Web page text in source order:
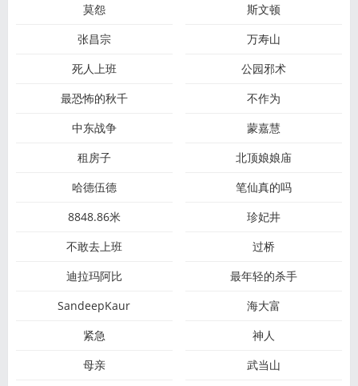
莫怨
斯文顿
张昌宗
万寿山
死人上班
公园邪术
最恐怖的秋千
不作为
中东战争
蒙嘉慧
租房子
北顶娘娘庙
哈德伍德
笔仙真的吗
8848.86米
珍妃井
不敢去上班
过桥
迪拉玛阿比
最年轻的杀手
SandeepKaur
海大富
紧急
神人
母亲
武当山